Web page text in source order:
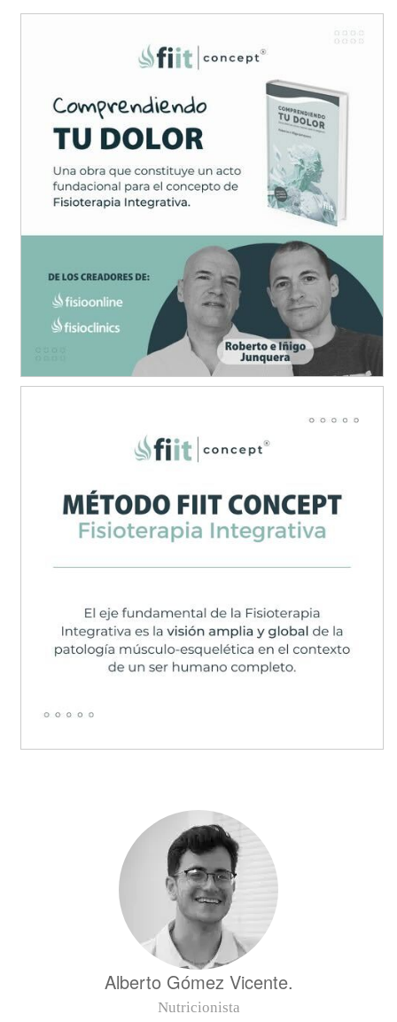
Alberto Gómez Vicente.
Nutricionista